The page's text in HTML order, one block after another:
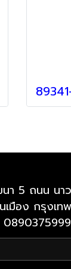
5 ถนน นา
มือง กรุงเท